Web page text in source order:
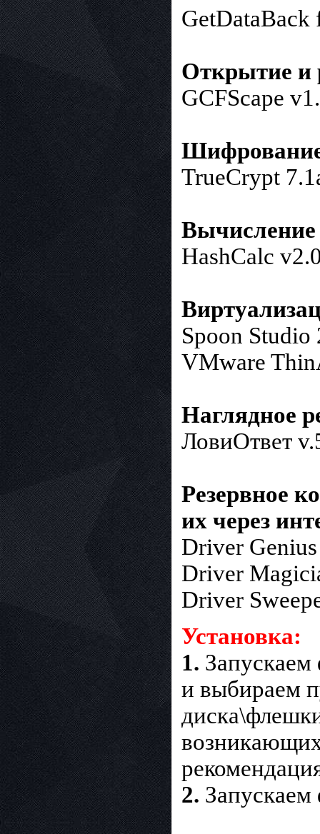
GetDataBack
Открытие и
GCFScape
Шифрование
TrueCrypt
Вычисление
HashCalc
Spoon Studio
VMware
Наглядное
ЛовиОтвет
Резервное
их через
Driver
Driver
Driver
Установка:
1. Запускаем
и выбираем
2.